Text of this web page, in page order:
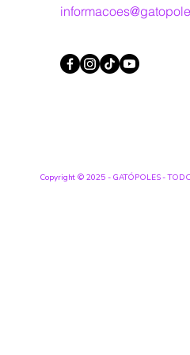
Copyright © 2025 - GATÓPOLES -